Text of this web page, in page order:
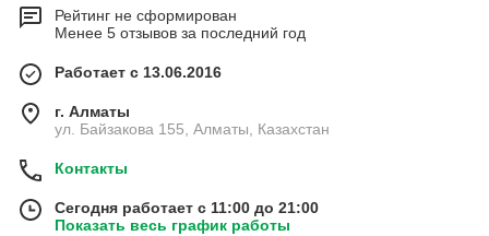
Рейтинг не сформирован
Менее 5 отзывов за последний год
Работает с 13.06.2016
г. Алматы
ул. Байзакова 155, Алматы, Казахстан
Контакты
Сегодня работает с 11:00 до 21:00
Показать весь график работы